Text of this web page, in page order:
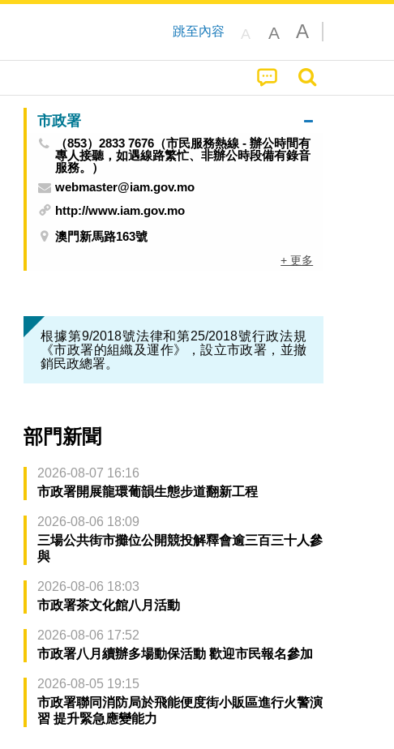
跳至內容 A A A
市政署
（853）2833 7676（市民服務熱線 - 辦公時間有
專人接聽，如遇線路繁忙、非辦公時段備有錄音
服務。）
webmaster@iam.gov.mo
http://www.iam.gov.mo
澳門新馬路163號
+ 更多
根據第9/2018號法律和第25/2018號行政法規
《市政署的組織及運作》，設立市政署，並撤
銷民政總署。
部門新聞
2026-08-07 16:16
市政署開展龍環葡韻生態步道翻新工程
2026-08-06 18:09
三場公共街市攤位公開競投解釋會逾三百三十人參
與
2026-08-06 18:03
市政署茶文化館八月活動
2026-08-06 17:52
市政署八月續辦多場動保活動 歡迎市民報名參加
2026-08-05 19:15
市政署聯同消防局於飛能便度街小販區進行火警演
習 提升緊急應變能力